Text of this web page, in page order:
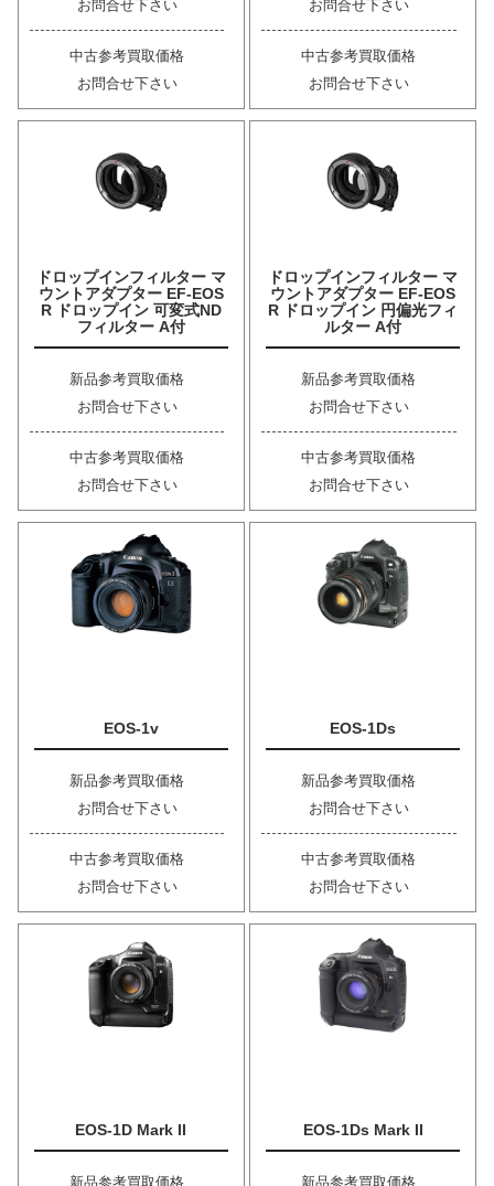
お問合せ下さい
中古参考買取価格
お問合せ下さい
お問合せ下さい
中古参考買取価格
お問合せ下さい
ドロップインフィルター マ
ウントアダプター EF-EOS
R ドロップイン 可変式ND
フィルター A付
新品参考買取価格
お問合せ下さい
中古参考買取価格
お問合せ下さい
ドロップインフィルター マ
ウントアダプター EF-EOS
R ドロップイン 円偏光フィ
ルター A付
新品参考買取価格
お問合せ下さい
中古参考買取価格
お問合せ下さい
EOS-1v
新品参考買取価格
お問合せ下さい
中古参考買取価格
お問合せ下さい
EOS-1Ds
新品参考買取価格
お問合せ下さい
中古参考買取価格
お問合せ下さい
EOS-1D Mark II
新品参考買取価格
EOS-1Ds Mark II
新品参考買取価格